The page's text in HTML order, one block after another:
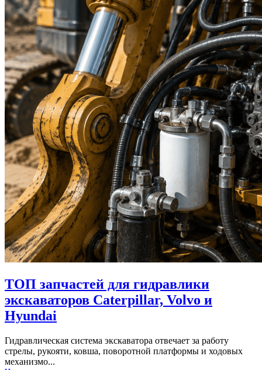
ТОП запчастей для гидравлики
экскаваторов Caterpillar, Volvo и
Hyundai
Гидравлическая система экскаватора отвечает за работу
стрелы, рукояти, ковша, поворотной платформы и ходовых
механизмо...